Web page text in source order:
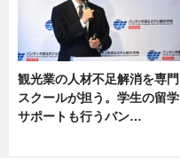
観光業の人材不足解消を専門
スクールが担う。学生の留学
サポートも行うバン…